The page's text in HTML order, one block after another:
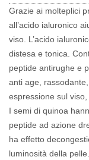
Grazie ai molteplici
all’acido ialuronico
viso. L’acido
distesa e tonica.
peptide antirughe e
anti age,
espressione sul
I semi di quinoa
peptide ad azione
ha effetto
luminosità della